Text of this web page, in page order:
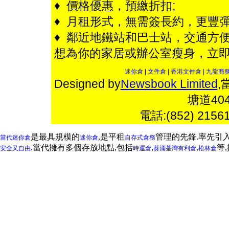
♦ 價格優惠，預繳折扣;
♦ 月租形式，無需簽長約，更豐
♦ 鄰近地鐵站和巴士站，交通方
想為你的家居或辦公室瘦身，立
迷你倉 文件倉 香港文件倉 九龍商
Designed byNewsbook Limited,
塘道
電話:(852)
當代迷你倉是最具規模的迷你倉,是平租 自存式倉務管理的先鋒.率先引
安全又自由.當代擁有多個存放地點,包括時運倉,葵涌荃灣有利倉,松林倉等,